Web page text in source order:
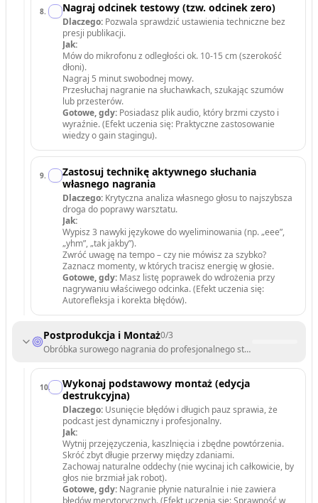
8. Nagraj odcinek testowy (tzw. odcinek zero)
Dlaczego: Pozwala sprawdzić ustawienia techniczne bez
presji publikacji.
Jak:
Mów do mikrofonu z odległości ok. 10-15 cm (szerokość
dłoni).
Nagraj 5 minut swobodnej mowy.
Przesłuchaj nagranie na słuchawkach, szukając szumów
lub przesterów.
Gotowe, gdy: Posiadasz plik audio, który brzmi czysto i
wyraźnie. (Efekt uczenia się: Praktyczne zastosowanie
wiedzy o gain stagingu).
9.
Zastosuj technikę aktywnego słuchania
własnego nagrania
Dlaczego: Krytyczna analiza własnego głosu to najszybsza
droga do poprawy warsztatu.
Jak:
Wypisz 3 nawyki językowe do wyeliminowania (np. „eee”,
„yhm”, „tak jakby”).
Zwróć uwagę na tempo – czy nie mówisz za szybko?
Zaznacz momenty, w których tracisz energię w głosie.
Gotowe, gdy: Masz listę poprawek do wdrożenia przy
nagrywaniu właściwego odcinka. (Efekt uczenia się:
Autorefleksja i korekta błędów).
Postprodukcja i Montaż0/3
Obróbka surowego nagrania do profesjonalnego standardu
10.
Wykonaj podstawowy montaż (edycja
destrukcyjna)
Dlaczego: Usunięcie błędów i długich pauz sprawia, że
podcast jest dynamiczny i profesjonalny.
Jak:
Wytnij przejęzyczenia, kaszlnięcia i zbędne powtórzenia.
Skróć zbyt długie przerwy między zdaniami.
Zachowaj naturalne oddechy (nie wycinaj ich całkowicie, by
głos nie brzmiał jak robot).
Gotowe, gdy: Nagranie płynie naturalnie i nie zawiera
błędów merytorycznych. (Efekt uczenia się: Sprawność w